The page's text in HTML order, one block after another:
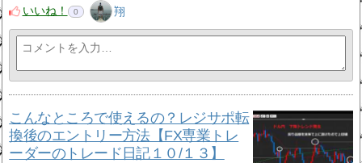
いいね！
0 翔
こんなところで使えるの？レジサポ転
換後のエントリー方法【FX専業トレ
ーダーのトレード日記１０/１３】